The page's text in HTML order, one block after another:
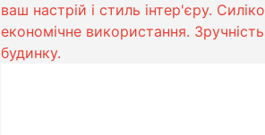
ваш настрій і стиль інтер'єру.
економічне використання.
будинку.